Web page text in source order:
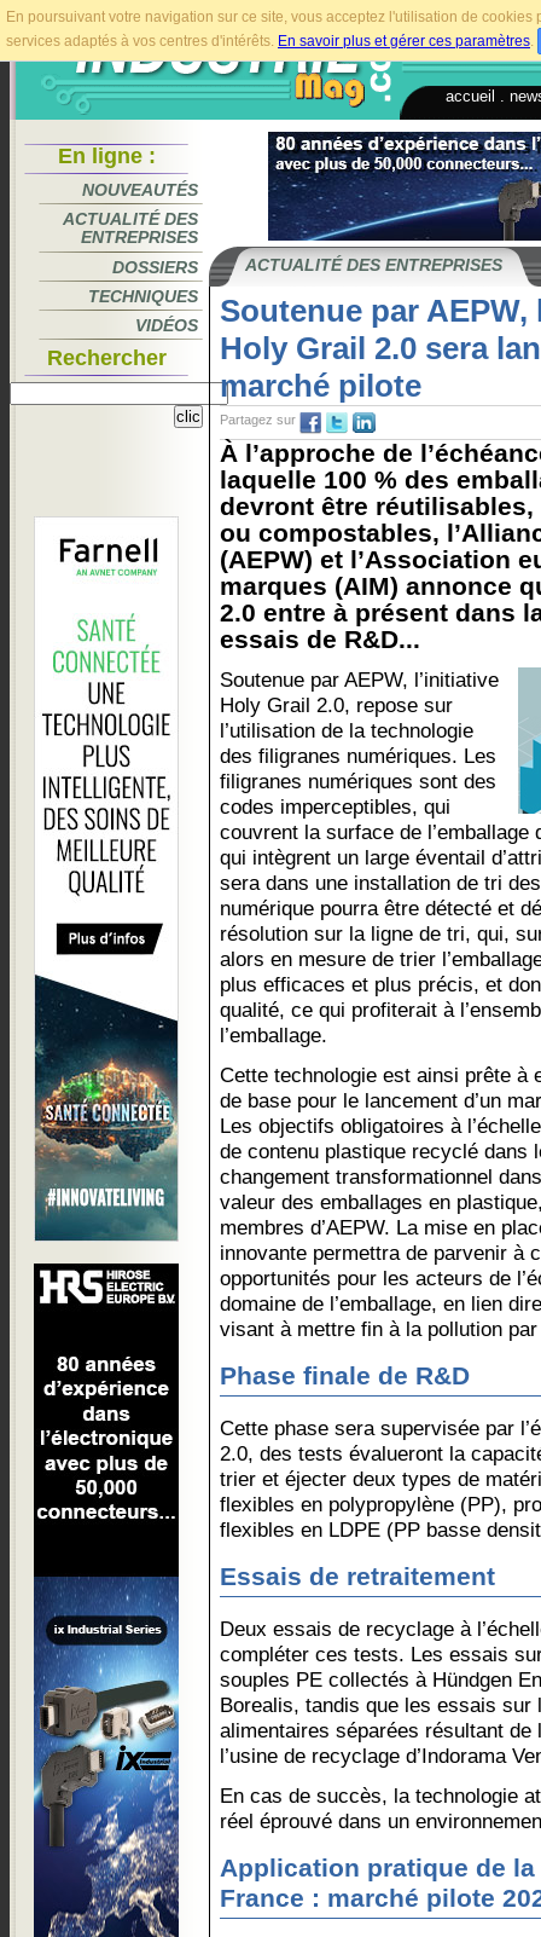
En poursuivant votre navigation sur ce site, vous acceptez l'utilisation de
services adaptés à vos centres d'intérêts. En savoir plus et gérer ces paramètres.
accueil
En ligne :
NOUVEAUTÉS
ACTUALITÉ DES
ENTREPRISES
DOSSIERS
TECHNIQUES
VIDÉOS
Rechercher
ACTUALITÉ DES ENTREPRISES
Soutenue par
Holy Grail 2.0 sera
marché pilote
Partagez sur
À l’approche de
laquelle 100 % des
devront être
ou compostables,
(AEPW) et l’Association
marques (AIM) annonce
2.0 entre à présent dans
essais de R&D...
Soutenue par AEPW, l’initiative
Holy Grail 2.0, repose sur
l’utilisation de la technologie
des filigranes numériques. Les
filigranes numériques sont des
codes imperceptibles, qui
couvrent la surface de l’emballage
qui intègrent un large éventail
sera dans une installation de tri
numérique pourra être détecté et
résolution sur la ligne de tri, qui,
alors en mesure de trier
plus efficaces et plus précis, et
qualité, ce qui profiterait à
l’emballage.
Cette technologie est ainsi prête à
de base pour le lancement d’un
Les objectifs obligatoires à
de contenu plastique recyclé dans
changement transformationnel
valeur des emballages en
membres d’AEPW. La mise en
innovante permettra de parvenir à
opportunités pour les acteurs de
domaine de l’emballage, en lien
visant à mettre fin à la pollution
Phase finale de R&D
Cette phase sera supervisée par
2.0, des tests évalueront la
trier et éjecter deux types de
flexibles en polypropylène (PP),
flexibles en LDPE (PP basse
Essais de retraitement
Deux essais de recyclage à
compléter ces tests. Les essais
souples PE collectés à Hündgen
Borealis, tandis que les essais sur
alimentaires séparées résultant de
l’usine de recyclage d’Indorama
En cas de succès, la technologie
réel éprouvé dans un
Application pratique de
France : marché pilote